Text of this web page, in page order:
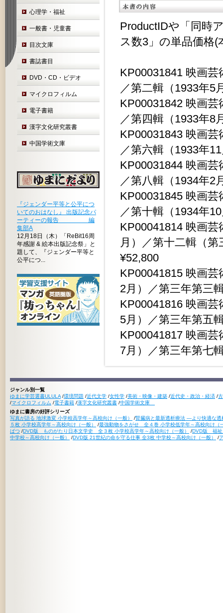
心理学・福祉
一般書・児童書
目次文庫
書誌書目
DVD・CD・ビデオ
マイクロフィルム
電子書籍
漢字文化研究叢書
中国学術文庫
『ジェンダー平等と公平につ
いてのおはなし』 出版記念パ
ーティーの報告 編
集部A
12月18日（木）「ReBit16周
年感謝 & 絵本出版記念祭」と
題して、『ジェンダー平等と
公平につ...
ProductIDや「同時
ス数3」の単品価格
KP00031841 映画
／第二輯（1933年5
KP00031842 映画
／第四輯（1933年8
KP00031843 映画
／第六輯（1933年
KP00031844 映画
／第八輯（1934年2
KP00031845 映画
／第十輯（1934年
KP00041814 映画
月）／第十二輯（
¥52,800
KP00041815 映画
2月）／第三年第三
KP00041816 映画
5月）／第三年第五
KP00041817 映画
7月）／第三年第七
ジャンル別一覧
ゆまに学芸選書ULULA /環境問題 /近代文学 /女性学 /美術・映像・建築 /近代史・政治・経済 /
/マイクロフィルム /電子書籍 /漢字文化研究叢書 /中国学術文庫
ゆまに書房の好評シリーズ
写真が語る 地球激変 小学校高学年～高校向け（一般）
/腎臓病と最新透析療法 ―より快適な
５枚 小学校高学年～高校向け（一般）
/最強動物をさがせ 全４巻 小学校低学年～高校向け（
ばつ /DVD版 ものがたり日本文学史 全３枚 小学校高学年～高校向け（一般） /DVD版 福祉
中学校～高校向け（一般）
/DVD版 21世紀の命を守る仕事 全3枚 中学校～高校向け（一般） /